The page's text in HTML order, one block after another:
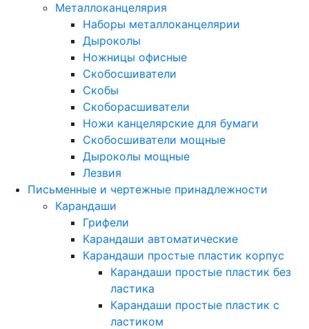
Металлоканцелярия
Наборы металлоканцелярии
Дыроколы
Ножницы офисные
Скобосшиватели
Скобы
Скоборасшиватели
Ножи канцелярские для бумаги
Скобосшиватели мощные
Дыроколы мощные
Лезвия
Письменные и чертежные принадлежности
Карандаши
Грифели
Карандаши автоматические
Карандаши простые пластик корпус
Карандаши простые пластик без
ластика
Карандаши простые пластик с
ластиком